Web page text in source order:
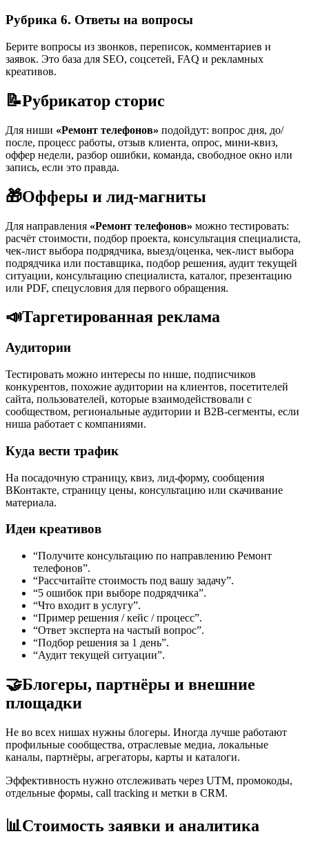
Рубрика 6. Ответы на вопросы
Берите вопросы из звонков, переписок, комментариев и
заявок. Это база для SEO, соцсетей, FAQ и рекламных
креативов.
📝Рубрикатор сторис
Для ниши «Ремонт телефонов» подойдут: вопрос дня, до/
после, процесс работы, отзыв клиента, опрос, мини-квиз,
оффер недели, разбор ошибки, команда, свободное окно или
запись, если это правда.
🎁Офферы и лид-магниты
Для направления «Ремонт телефонов» можно тестировать:
расчёт стоимости, подбор проекта, консультация специалиста,
чек-лист выбора подрядчика, выезд/оценка, чек-лист выбора
подрядчика или поставщика, подбор решения, аудит текущей
ситуации, консультацию специалиста, каталог, презентацию
или PDF, спецусловия для первого обращения.
📣Таргетированная реклама
Аудитории
Тестировать можно интересы по нише, подписчиков
конкурентов, похожие аудитории на клиентов, посетителей
сайта, пользователей, которые взаимодействовали с
сообществом, региональные аудитории и B2B-сегменты, если
ниша работает с компаниями.
Куда вести трафик
На посадочную страницу, квиз, лид-форму, сообщения
ВКонтакте, страницу цены, консультацию или скачивание
материала.
Идеи креативов
“Получите консультацию по направлению Ремонт
телефонов”.
“Рассчитайте стоимость под вашу задачу”.
“5 ошибок при выборе подрядчика”.
“Что входит в услугу”.
“Пример решения / кейс / процесс”.
“Ответ эксперта на частый вопрос”.
“Подбор решения за 1 день”.
“Аудит текущей ситуации”.
🤝Блогеры, партнёры и внешние
площадки
Не во всех нишах нужны блогеры. Иногда лучше работают
профильные сообщества, отраслевые медиа, локальные
каналы, партнёры, агрегаторы, карты и каталоги.
Эффективность нужно отслеживать через UTM, промокоды,
отдельные формы, call tracking и метки в CRM.
📊Стоимость заявки и аналитика